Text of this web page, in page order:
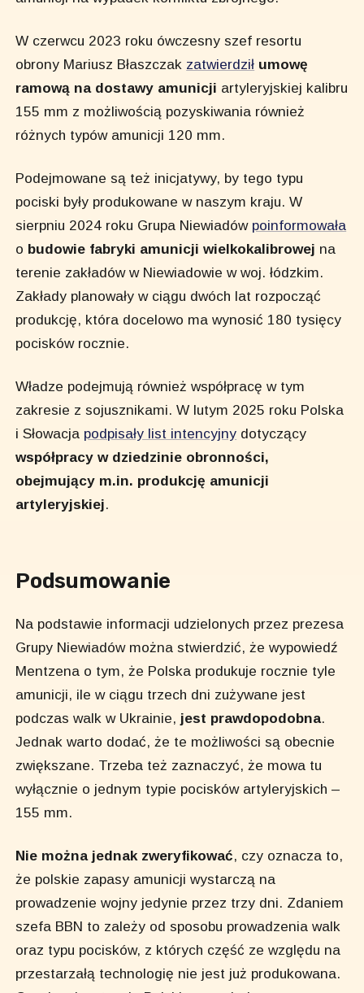
W czerwcu 2023 roku ówczesny szef resortu
obrony Mariusz Błaszczak zatwierdził umowę
ramową na dostawy amunicji artyleryjskiej kalibru
155 mm z możliwością pozyskiwania również
różnych typów amunicji 120 mm.
Podejmowane są też inicjatywy, by tego typu
pociski były produkowane w naszym kraju. W
sierpniu 2024 roku Grupa Niewiadów poinformowała
o budowie fabryki amunicji wielkokalibrowej na
terenie zakładów w Niewiadowie w woj. łódzkim.
Zakłady planowały w ciągu dwóch lat rozpocząć
produkcję, która docelowo ma wynosić 180 tysięcy
pocisków rocznie.
Władze podejmują również współpracę w tym
zakresie z sojusznikami. W lutym 2025 roku Polska
i Słowacja podpisały list intencyjny dotyczący
współpracy w dziedzinie obronności,
obejmujący m.in. produkcję amunicji
artyleryjskiej.
Podsumowanie
Na podstawie informacji udzielonych przez prezesa
Grupy Niewiadów można stwierdzić, że wypowiedź
Mentzena o tym, że Polska produkuje rocznie tyle
amunicji, ile w ciągu trzech dni zużywane jest
podczas walk w Ukrainie, jest prawdopodobna.
Jednak warto dodać, że te możliwości są obecnie
zwiększane. Trzeba też zaznaczyć, że mowa tu
wyłącznie o jednym typie pocisków artyleryjskich –
155 mm.
Nie można jednak zweryfikować, czy oznacza to,
że polskie zapasy amunicji wystarczą na
prowadzenie wojny jedynie przez trzy dni. Zdaniem
szefa BBN to zależy od sposobu prowadzenia walk
oraz typu pocisków, z których część ze względu na
przestarzałą technologię nie jest już produkowana.